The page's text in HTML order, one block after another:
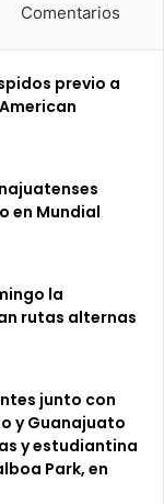
Comentarios
previo a
en Mundial
la
rutas alternas
junto con
y Guanajuato
y estudiantina
Park, en